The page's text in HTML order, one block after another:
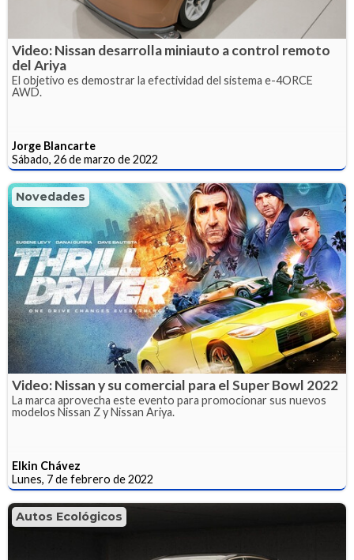
Video: Nissan desarrolla miniauto a control remoto
del Ariya
El objetivo es demostrar la efectividad del sistema e-4ORCE
AWD.
Jorge Blancarte
Sábado, 26 de marzo de 2022
Novedades
Video: Nissan y su comercial para el Super Bowl 2022
La marca aprovecha este evento para promocionar sus nuevos
modelos Nissan Z y Nissan Ariya.
Elkin Chávez
Lunes, 7 de febrero de 2022
Autos Ecológicos